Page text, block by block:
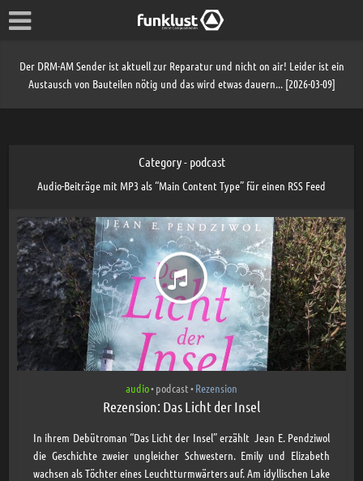
Der DRM-AM Sender ist aktuell zur Reparatur und nicht on air! Leider ist ein
Austausch von Bauteilen nötig und das wird etwas dauern... [2026-03-09]
Category - podcast
Audio-Beiträge mit MP3 als “Main Content Type” für einen RSS Feed
audio•podcast•Rezension
Rezension: Das Licht der Insel
In ihrem Debütroman “Das Licht der Insel” erzählt Jean E. Pendziwol
die Geschichte zweier ungleicher Schwestern. Emily und Elizabeth
wachsen als Töchter eines Leuchtturmwärters auf. Am idyllischen Lake